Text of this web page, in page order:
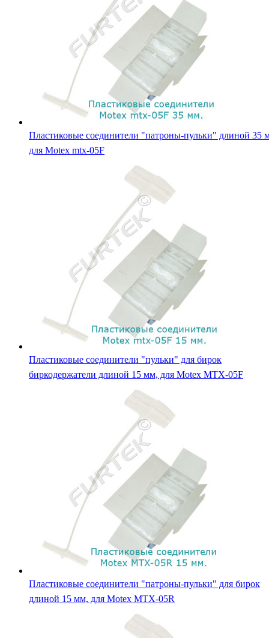
Пластиковые соединители "патроны-пульки" длиной 35
для Motex mtx-05F
Пластиковые соединители "пульки" для бирок
биркодержатели длиной 15 мм, для Motex MTX-05F
Пластиковые соединители "патроны-пульки" для бирок
длиной 15 мм, для Motex MTX-05R